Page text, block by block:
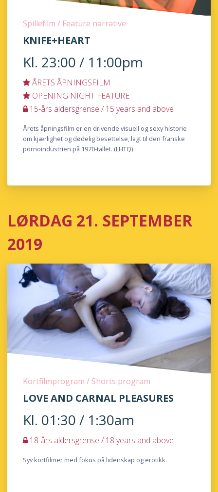
Spillefilm / Feature narrative
KNIFE+HEART
Kl. 23:00 / 11:00pm
ÅRETS ÅPNINGSFILM
OPENING NIGHT FEATURE
15-års aldersgrense / 15 years and above
Årets åpningsfilm er en drivende visuell og sexy historie
om kjærlighet og dødelig besettelse, lagt til den franske
pornoindustrien på 1970-tallet. (LHTQ)
LØRDAG 21. SEPTEMBER
2019
Kortfilmprogram / Shorts program
LOVE AND CARNAL PLEASURES
Kl. 01:30 / 1:30am
18-års aldersgrense / 18 years and above
Syv kortfilmer med fokus på lidenskap og erotikk.